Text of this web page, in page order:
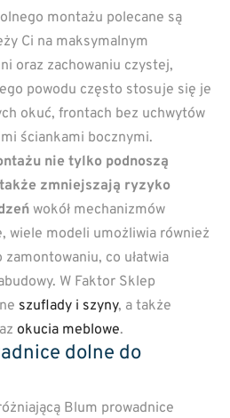
montażu polecane są
Ci na maksymalnym
oraz zachowaniu czystej,
powodu często stosuje się je
okuć, frontach bez uchwytów
ściankami bocznymi.
nie tylko podnoszą
zmniejszają ryzyko
wokół mechanizmów
wiele modeli umożliwia również
co ułatwia
W Faktor Sklep
szuflady i szyny, a także
okucia meblowe.
dolne do
Blum prowadnice